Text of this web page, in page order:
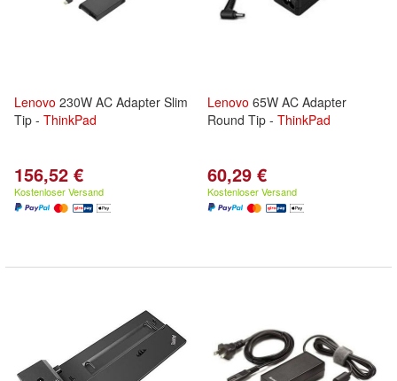
Lenovo 230W AC Adapter Slim
Tip - ThinkPad
156,52 €
Kostenloser Versand
Lenovo 65W AC Adapter
Round Tip - ThinkPad
60,29 €
Kostenloser Versand